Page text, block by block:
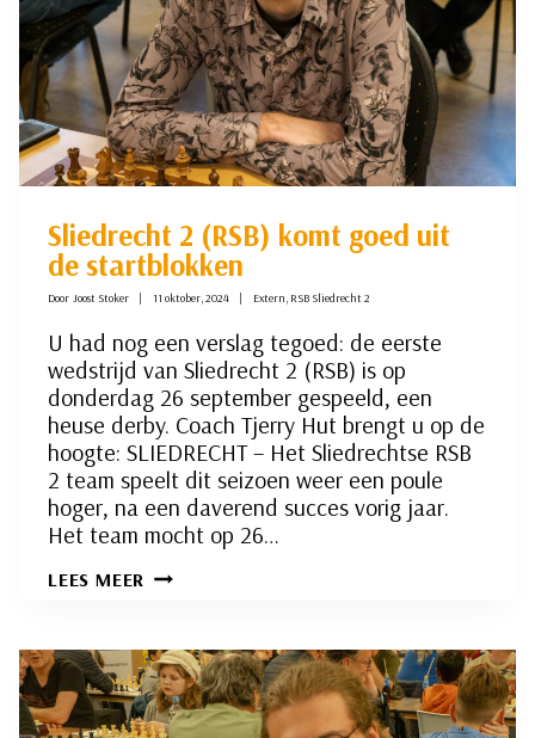
Sliedrecht 2 (RSB) komt goed uit
de startblokken
Door Joost Stoker 11 oktober, 2024 Extern, RSB Sliedrecht 2
U had nog een verslag tegoed: de eerste
wedstrijd van Sliedrecht 2 (RSB) is op
donderdag 26 september gespeeld, een
heuse derby. Coach Tjerry Hut brengt u op de
hoogte: SLIEDRECHT – Het Sliedrechtse RSB
2 team speelt dit seizoen weer een poule
hoger, na een daverend succes vorig jaar.
Het team mocht op 26…
LEES MEER SLIEDRECHT
GOED
UIT
DE
STARTBLOKKEN